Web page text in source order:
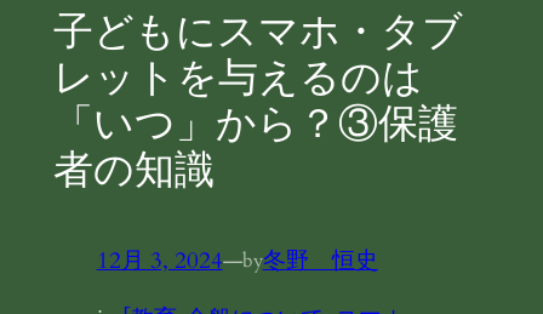
子どもにスマホ・タブ
レットを与えるのは
「いつ」から？③保護
者の知識
12月 3, 2024—by冬野 恒史